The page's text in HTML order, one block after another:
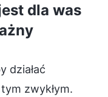
dla was
działać
zwykłym.